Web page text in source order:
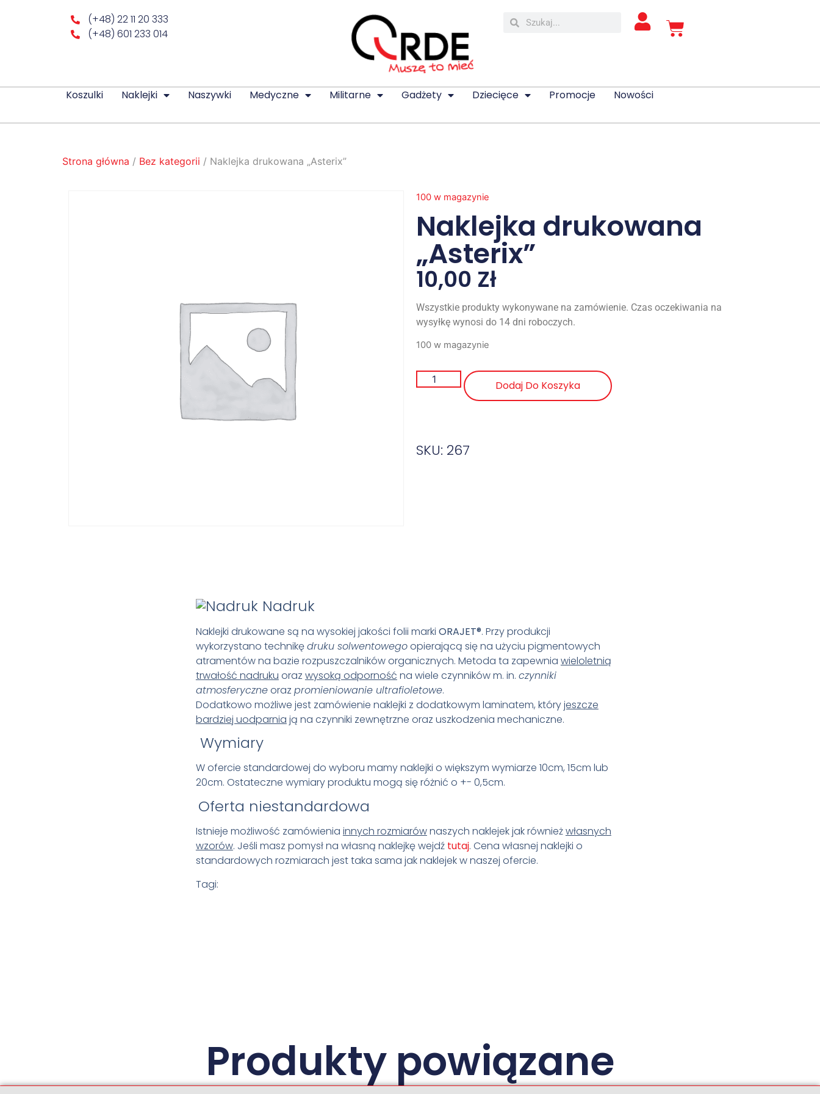
(+48) 22 11 20 333
(+48) 601 233 014
Koszulki Naklejki Naszywki Medyczne Militarne Gadżety Dziecięce Promocje Nowości
Strona główna / Bez kategorii / Naklejka drukowana „Asterix”
100 w magazynie
Naklejka drukowana
„Asterix”
10,00 Zł
Wszystkie produkty wykonywane na zamówienie. Czas oczekiwania na
wysyłkę wynosi do 14 dni roboczych.
100 w magazynie
Dodaj Do Koszyka
SKU: 267
Nadruk
Naklejki drukowane są na wysokiej jakości folii marki ORAJET®. Przy produkcji
wykorzystano technikędruku solwentowegoopierającą się na użyciu pigmentowych
atramentów na bazie rozpuszczalników organicznych. Metoda ta zapewnia wieloletnią
trwałość nadruku oraz wysoką odporność na wiele czynników m. in. czynniki
atmosferyczneoraz promieniowanie ultrafioletowe.
Dodatkowo możliwe jest zamówienie naklejki z dodatkowym laminatem, któryjeszcze
bardziej uodparnia ją na czynniki zewnętrzne oraz uszkodzenia mechaniczne.
Wymiary
W ofercie standardowej do wyboru mamy naklejki o większym wymiarze 10cm, 15cm lub
20cm. Ostateczne wymiary produktu mogą się różnić o +- 0,5cm.
Oferta niestandardowa
Istnieje możliwość zamówienia innych rozmiarównaszych naklejek jak równieżwłasnych
wzorów. Jeśli masz pomysł na własną naklejkę wejdź tutaj. Cena własnej naklejki o
standardowych rozmiarach jest taka sama jak naklejek w naszej ofercie.
Tagi:
Produkty powiązane